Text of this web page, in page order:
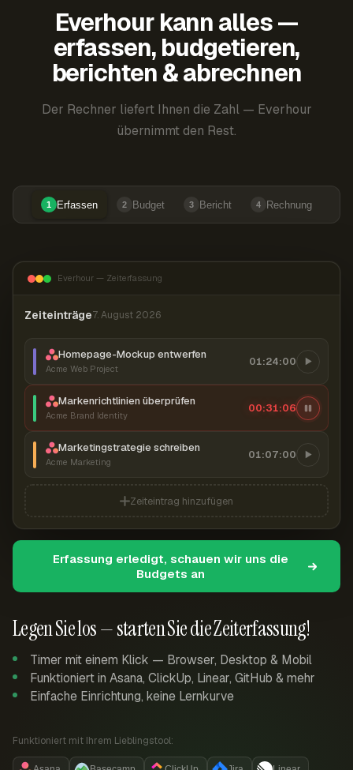
Everhour kann alles —
erfassen, budgetieren,
berichten & abrechnen
Der Rechner liefert Ihnen die Zahl — Everhour
übernimmt den Rest.
1 Erfassen 2 Budget 3 Bericht 4 Rechnung
Legen Sie los — starten Sie die Zeiterfassung!
Timer mit einem Klick — Browser, Desktop & Mobil
Funktioniert in Asana, ClickUp, Linear, GitHub & mehr
Einfache Einrichtung, keine Lernkurve
Funktioniert mit Ihrem Lieblingstool:
Everhour — Zeiterfassung
Zeiteinträge7. August 2026
Homepage-Mockup entwerfen
Acme Web Project
01:24:00
Markenrichtlinien überprüfen
Acme Brand Identity
00:31:07
Marketingstrategie schreiben
Acme Marketing
01:07:00
Zeiteintrag hinzufügen
Erfassung erledigt, schauen wir uns die
Budgets an